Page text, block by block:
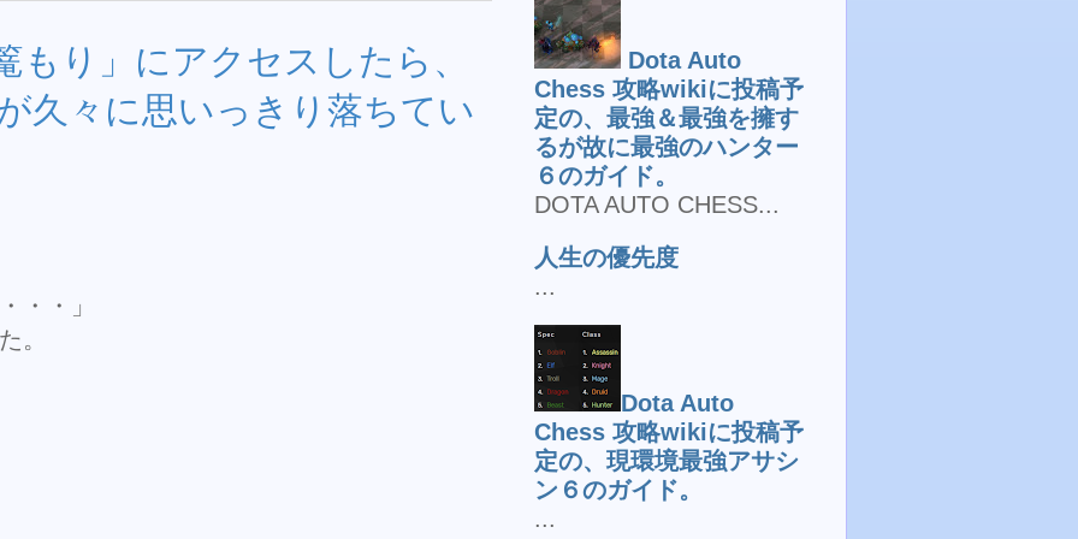
もり」にアクセスしたら、
久々に思いっきり落ちてい
・・」
。
Dota Auto
Chess 攻略wikiに投稿予
定の、最強＆最強を擁す
るが故に最強のハンター
６のガイド。
DOTA AUTO CHESS...
人生の優先度
...
Dota Auto
Chess 攻略wikiに投稿予
定の、現環境最強アサシ
ン６のガイド。
...